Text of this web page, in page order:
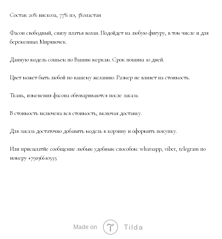
Состав: 20% вискоза, 77% пэ, 3%эластан
Фасон свободный, снизу платья волан. Подойдет на любую фигуру, в том числе и для
беременных Миряночек.
Данную модель сошьем по Вашим меркам. Срок пошива 10 дней.
Цвет может быть любой по вашему желанию. Размер не влияет на стоимость.
Ткань, изменения фасона обговариваются после заказа.
В стоимость включена вся стоимость, включая доставку.
Для заказа достаточно добавить модель в корзину и оформить покупку.
Или присылатйе сообщение любым удобным способом: whatsapp, viber, telegram по
номеру +79196610555
Made on Tilda